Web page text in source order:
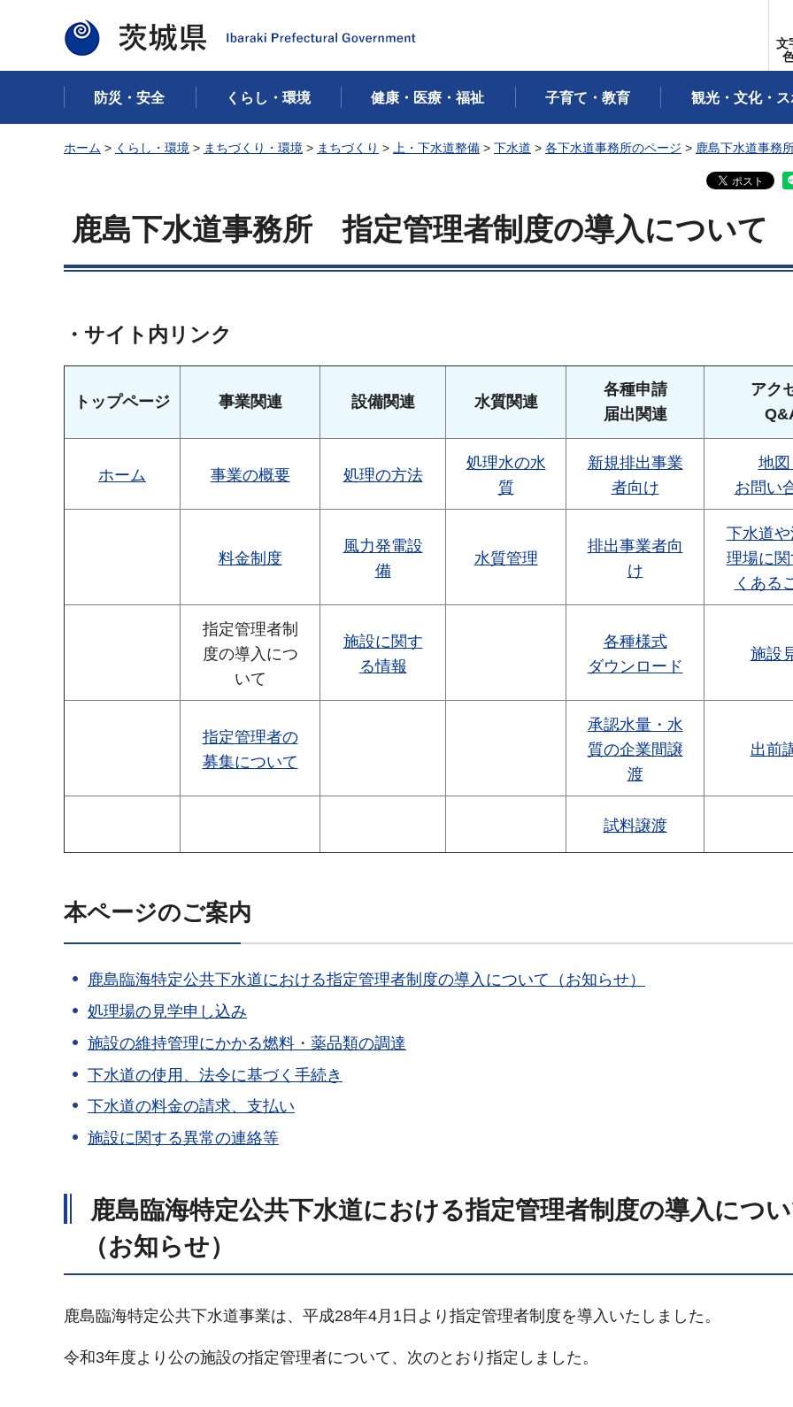
茨城県
文
防災・安全 くらし・環境 健康・医療・福祉 子育て・教育 観光・文化・ス
ホーム > くらし・環境 > まちづくり・環境 > まちづくり > 上・下水道整備 > 下水道 > 各下水道事務所のページ > 鹿島下水道事務
鹿島下水道事務所 指定管理者制度の導入について
・サイト内リンク
トップページ 事業関連 設備関連 水質関連
各種申請
届出関連
アク
ホーム 事業の概要 処理の方法
処理水の水
質
新規排出事業
者向け
地図
お問い
料金制度
風力発電設
備
水質管理
排出事業者向
け
下水道
理場に関
くある
指定管理者制
度の導入につ
いて
施設に関す
る情報
各種様式
ダウンロード
施設
指定管理者の
募集について
承認水量・水
質の企業間譲
渡
出前
試料譲渡
本ページのご案内
鹿島臨海特定公共下水道における指定管理者制度の導入について（お知らせ）
処理場の見学申し込み
施設の維持管理にかかる燃料・薬品類の調達
下水道の使用、法令に基づく手続き
下水道の料金の請求、支払い
施設に関する異常の連絡等
鹿島臨海特定公共下水道における指定管理者制度の導入につ
（お知らせ）
鹿島臨海特定公共下水道事業は、平成28年4月1日より指定管理者制度を導入いたしました。
令和3年度より公の施設の指定管理者について、次のとおり指定しました。